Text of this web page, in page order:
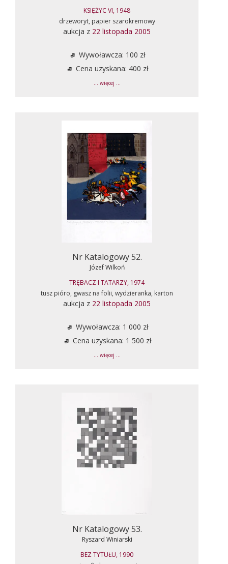
KSIĘŻYC VI, 1948
drzeworyt, papier szarokremowy
aukcja z 22 listopada 2005
Wywoławcza: 100 zł
Cena uzyskana: 400 zł
... więcej ...
Nr Katalogowy 52.
Józef Wilkoń
TRĘBACZ I TATARZY, 1974
tusz pióro, gwasz na folii, wydzieranka, karton
aukcja z 22 listopada 2005
Wywoławcza: 1 000 zł
Cena uzyskana: 1 500 zł
... więcej ...
Nr Katalogowy 53.
Ryszard Winiarski
BEZ TYTUŁU, 1990